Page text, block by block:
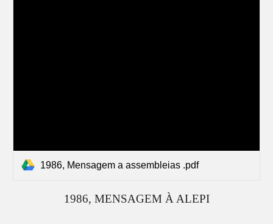
1986, Mensagem a assembleias .pdf
1986, MENSAGEM À ALEPI